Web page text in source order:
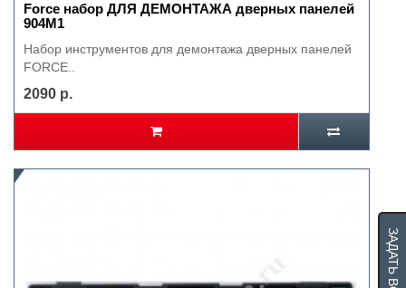
Force набор ДЛЯ ДЕМОНТАЖА дверных панелей
904М1
Набор инструментов для демонтажа дверных панелей
FORCE..
2090 р.